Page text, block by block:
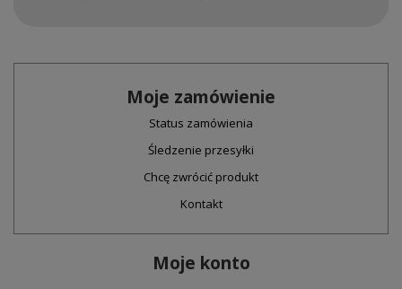
Moje zamówienie
Status zamówienia
Śledzenie przesyłki
Chcę zwrócić produkt
Kontakt
Moje konto